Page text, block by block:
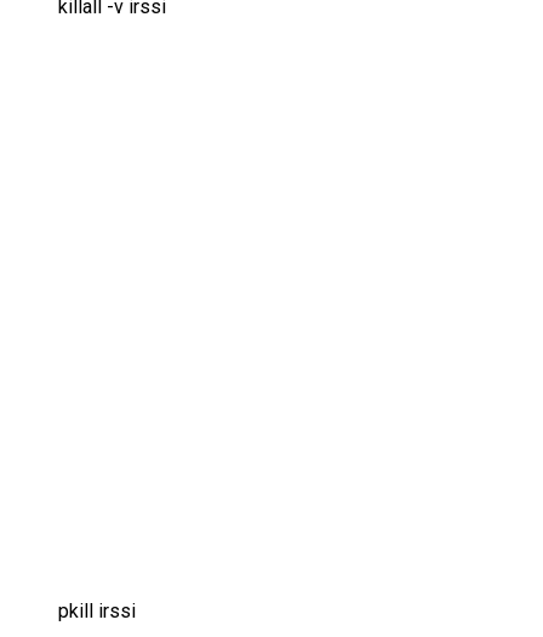
killall -v irssi
pkill irssi